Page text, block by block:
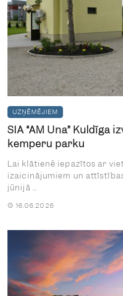
UZŅĒMĒJIEM
SIA “AM Una” Kuldīgā
kemperu parku
Lai klātienē iepazītos ar
izaicinājumiem un
jūnijā ...
16.06.2026